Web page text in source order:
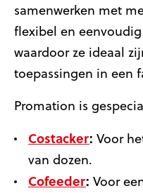
samenwerken met
flexibel en
waardoor ze ideaal
toepassingen in een
Promation is
Costacker: Voor
van dozen.
Cofeeder: Voor